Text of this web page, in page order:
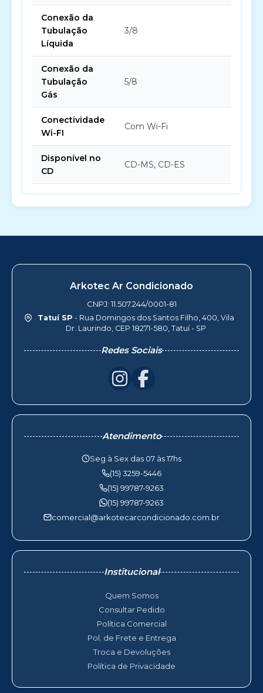
Conexão da
Tubulação
Líquida
3/8
Conexão da
Tubulação
Gás
5/8
Conectividade
Wi-FI
Com Wi-Fi
Disponível no
CD
CD-MS, CD-ES
Arkotec Ar Condicionado
CNPJ: 11.507.244/0001-81
Tatuí SP - Rua Domingos dos Santos Filho, 400, Vila
Dr. Laurindo, CEP 18271-580, Tatuí - SP
Redes Sociais
Atendimento
Seg à Sex das 07 às 17hs
(15) 3259-5446
(15) 99787-9263
(15) 99787-9263
comercial@arkotecarcondicionado.com.br
Institucional
Quem Somos
Consultar Pedido
Política Comercial
Pol. de Frete e Entrega
Troca e Devoluções
Política de Privacidade